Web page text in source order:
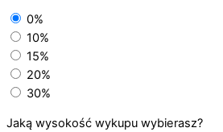
0%
10%
15%
20%
30%
Jaką wysokość wykupu wybierasz?